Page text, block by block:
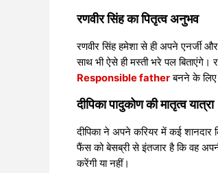
रणवीर सिंह का पितृत्व अनुभव
रणवीर सिंह हमेशा से ही अपने एनर्जी
साथ भी ऐसे ही मस्ती भरे पल
Responsible fatherबनने के लिए
दीपिका पादुकोण की मातृत्व यात्रा
दीपिका ने अपने करियर में कई
फैंस को बेसब्री से इंतजार है कि वह
करेंगी या नहीं।